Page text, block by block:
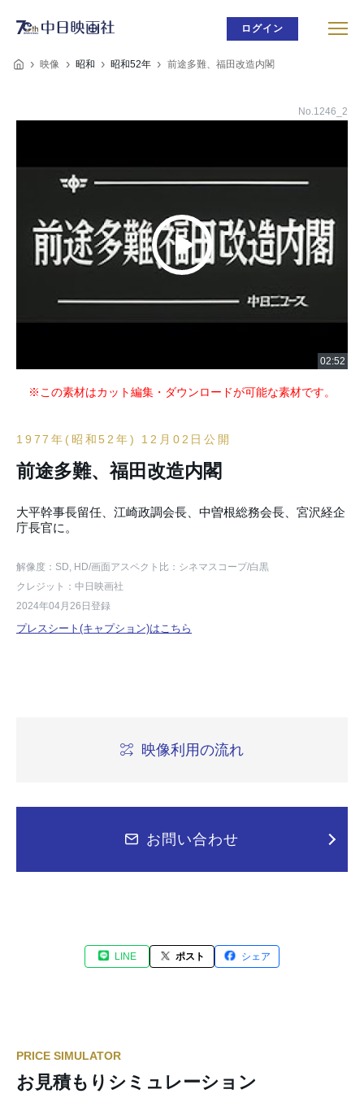
ログイン
映像 昭和 昭和52年 前途多難、福田改造内閣
No.1246_2
※この素材はカット編集・ダウンロードが可能な素材です。
1977年(昭和52年) 12月02日公開
前途多難、福田改造内閣
大平幹事長留任、江崎政調会長、中曽根総務会長、宮沢経企
庁長官に。
解像度：SD, HD/画面アスペクト比：シネマスコープ/白黒
クレジット：中日映画社
2024年04月26日登録
プレスシート(キャプション)はこちら
映像利用の流れ
お問い合わせ
LINE ポスト シェア
PRICE SIMULATOR
お見積もりシミュレーション